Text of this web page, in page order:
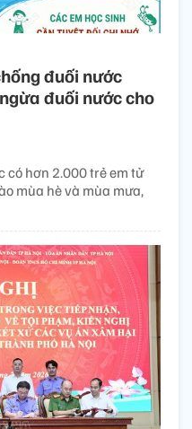
đuối nước
đuối nước cho
có hơn 2.000 trẻ em tử
mùa hè và mùa mưa,